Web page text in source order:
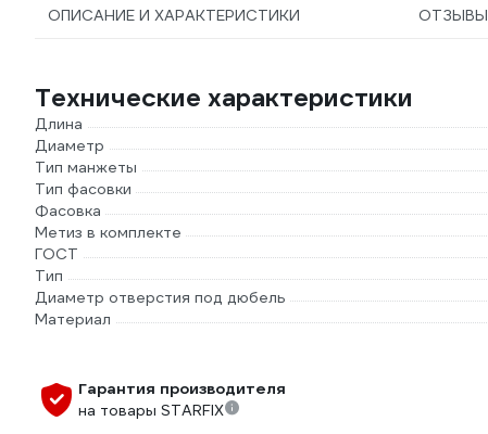
ОПИСАНИЕ И ХАРАКТЕРИСТИКИ ОТЗЫВЫ
Технические характеристики
Длина
Диаметр
Тип манжеты
Тип фасовки
Фасовка
Метиз в комплекте
ГОСТ
Тип
Диаметр отверстия под дюбель
Материал
Гарантия производителя
на товары STARFIX